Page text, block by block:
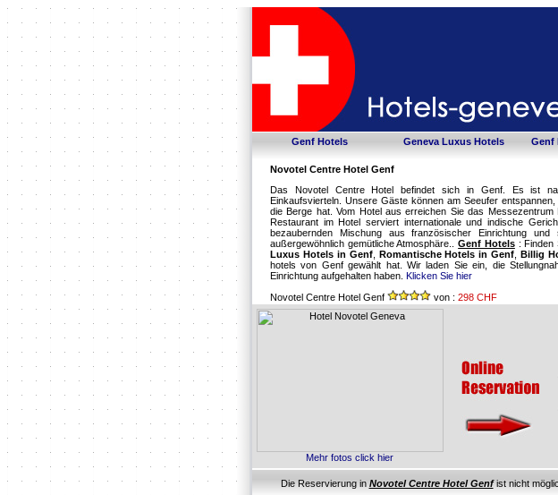
Genf Hotels Geneva Luxus Hotels Genf
Novotel Centre Hotel Genf
Das Novotel Centre Hotel befindet sich in Genf. Es ist
Einkaufsvierteln. Unsere Gäste können am Seeufer
die Berge hat. Vom Hotel aus erreichen Sie das
Restaurant im Hotel serviert internationale und indische
bezaubernden Mischung aus französischer Einrichtung
außergewöhnlich gemütliche Atmosphäre..Genf Hotels: Finden
Luxus Hotels in Genf, Romantische Hotels in Genf ,Billig
hotels von Genf gewählt hat. Wir laden Sie ein, die
Einrichtung aufgehalten haben. Klicken Sie hier
Novotel Centre Hotel Genf von : 298 CHF
Mehr fotos click hier
Die Reservierung in Novotel Centre Hotel Genfist nicht